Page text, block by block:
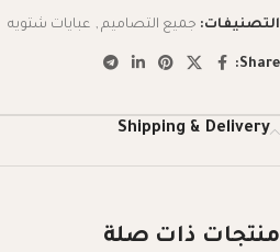
التصنيفات: جميع التصاميم , عبايات شتويه
Share:
Shipping & Delivery
منتجات ذات صلة